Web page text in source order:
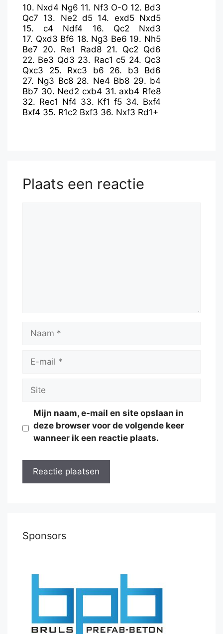
10. Nxd4 Ng6 11. Nf3 O-O 12. Bd3
Qc7 13. Ne2 d5 14. exd5 Nxd5
15.c4 Ndf4 16. Qc2
Nxd3
17. Qxd3 Bf6 18. Ng3 Be6 19. Nh5
Be7 20. Re1 Rad8 21. Qc2 Qd6
22. Be3 Qd3 23. Rac1 c5 24. Qc3
Qxc3
25. Rxc3 b6 26. b3
Bd6
27. Ng3 Bc8 28. Ne4 Bb8 29. b4
Bb7 30. Ned2 cxb4 31. axb4 Rfe8
32. Rec1 Nf4 33. Kf1 f5 34. Bxf4
Bxf4 35. R1c2 Bxf3 36. Nxf3 Rd1+
Plaats een reactie
Naam
Site
Mijn naam, e-mail en site opslaan in
deze browser voor de volgende keer
wanneer ik een reactie plaats.
Sponsors